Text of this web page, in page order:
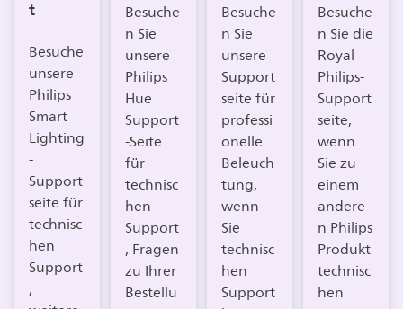
t
Besuche
unsere
Philips
Smart
Lighting
-
Support
seite für
technisc
hen
Support
,
Besuche
n Sie
unsere
Philips
Hue
Support
-Seite
für
technisc
hen
Support
, Fragen
zu Ihrer
Bestellu
Besuche
n Sie
unsere
Support
seite für
professi
onelle
Beleuch
tung,
wenn
Sie
technisc
hen
Support
Besuche
n Sie die
Royal
Philips-
Support
seite,
wenn
Sie zu
einem
andere
n Philips
Produkt
technisc
hen